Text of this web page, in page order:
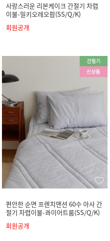
사랑스러운 리본케이크 간절기 차렵
이불-밀키오레오팝(SS/Q/K)
회원공개
편안한 순면 프렌치맨션 60수 아사 간
절기 차렵이불-콰이어트룸(SS/Q/K)
회원공개